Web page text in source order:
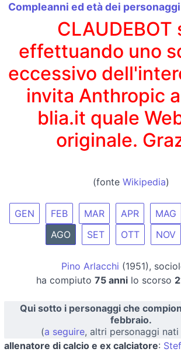
Compleanni ed età dei
CLAUDEBOT
effettuando uno
eccessivo
invita Anthropic
blia.it quale
originale.
(fonte Wikipedia)
GEN FEB MAR APR MAG
AGO
SET OTT NOV
Pino Arlacchi (1951),
ha compiuto 75 annilo scorso
Qui sotto i personaggi che
febbraio.
(a seguire, altri personaggi nati
allenatore di calcio e ex calciatore: